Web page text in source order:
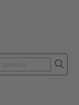
Kontakty